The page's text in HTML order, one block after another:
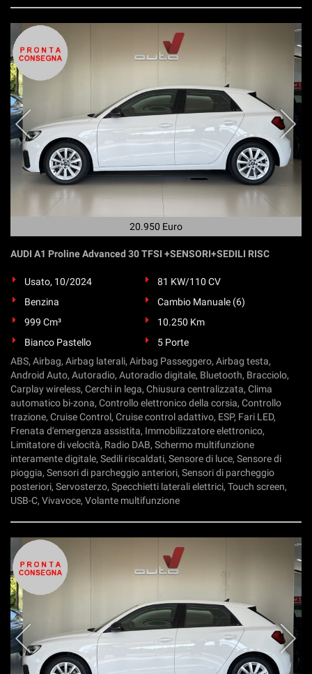
20.950 Euro
AUDI A1 Proline Advanced 30 TFSI +SENSORI+SEDILI RISC
Usato, 10/2024
81 KW/110 CV
Benzina
Cambio Manuale (6)
999 Cm³
10.250 Km
Bianco Pastello
5 Porte
ABS, Airbag, Airbag laterali, Airbag Passeggero, Airbag testa,
Android Auto, Autoradio, Autoradio digitale, Bluetooth, Bracciolo,
Carplay wireless, Cerchi in lega, Chiusura centralizzata, Clima
automatico bi-zona, Controllo elettronico della corsia, Controllo
trazione, Cruise Control, Cruise control adattivo, ESP, Fari LED,
Frenata d'emergenza assistita, Immobilizzatore elettronico,
Limitatore di velocità, Radio DAB, Schermo multifunzione
interamente digitale, Sedili riscaldati, Sensore di luce, Sensore di
pioggia, Sensori di parcheggio anteriori, Sensori di parcheggio
posteriori, Servosterzo, Specchietti laterali elettrici, Touch screen,
USB-C, Vivavoce, Volante multifunzione